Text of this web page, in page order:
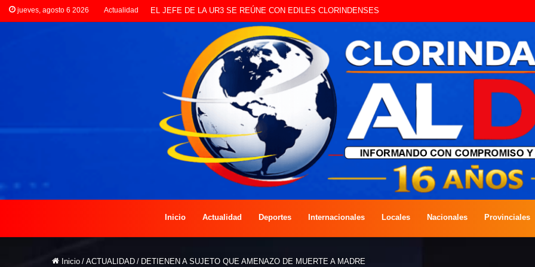
jueves, agosto 6 2026 Actualidad LANZAN INSCRIPCIONES PARA COMPETENCIA DE PESCA EN COSTAS DEL RÍO PARAGUAY
Inicio Actualidad Deportes Internacionales Locales Nacionales Provinciales
Inicio / ACTUALIDAD / DETIENEN A SUJETO QUE AMENAZO DE MUERTE A MADRE